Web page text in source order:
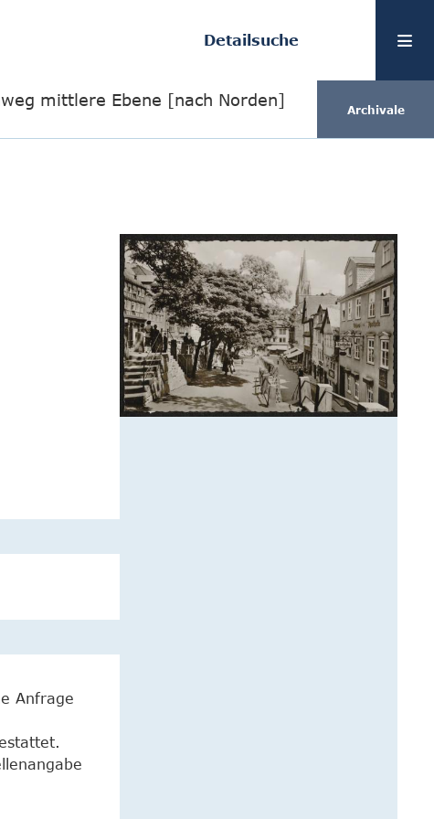
Detailsuche
mittlere Ebene [nach Norden]
Archivale
Anfrage